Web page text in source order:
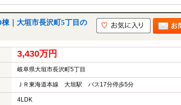
｜大垣市長沢町5丁目の
3,430万円
岐阜県大垣市長沢町5丁目
ＪＲ東海道本線 大垣駅 バス17分停歩5分
4LDK